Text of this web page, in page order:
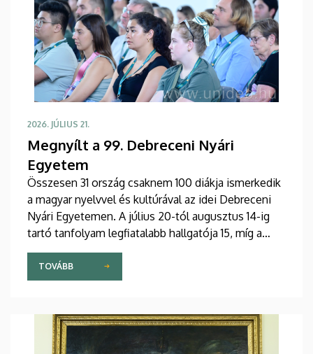
2026. JÚLIUS 21.
Megnyílt a 99. Debreceni Nyári
Egyetem
Összesen 31 ország csaknem 100 diákja ismerkedik
a magyar nyelvvel és kultúrával az idei Debreceni
Nyári Egyetemen. A július 20-tól augusztus 14-ig
tartó tanfolyam legfiatalabb hallgatója 15, míg a
legidősebb 80 éves. Az Egyetemi Templomban
tartott hétfői ünnepélyes megnyitón átadták az
ösztöndíjasok okleveleit.
TOVÁBB